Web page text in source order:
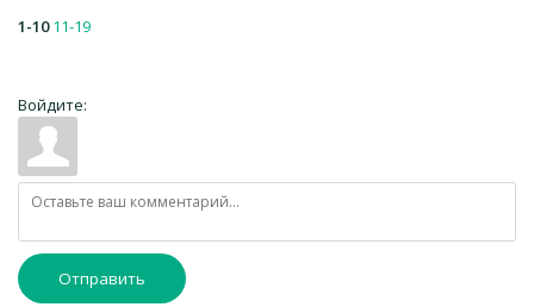
1-10 11-19
Войдите:
Отправить